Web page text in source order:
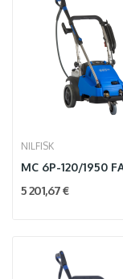
NILFISK
5 201,67 €